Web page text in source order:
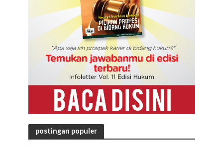
postingan populer